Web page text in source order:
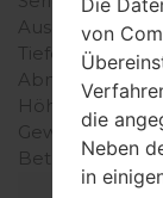
Ausgabe
Tiefe
Abmessungen
Höhe)
Gewicht
Betriebssystem
von
die
Neben
in